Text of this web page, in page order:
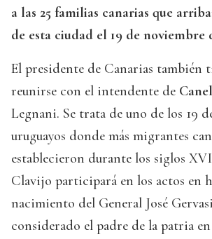
a las 25 familias canarias que
de esta ciudad el 19 de noviembre
El presidente de Canarias también
reunirse con el intendente de
Legnani. Se trata de uno de los 19
uruguayos donde más migrantes
establecieron durante los siglos
Clavijo participará en los actos en
nacimiento del General José
considerado el padre de la patria en